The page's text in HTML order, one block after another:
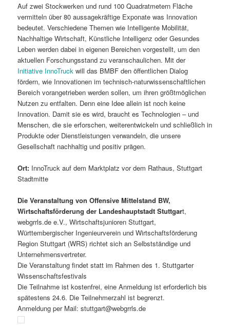
Auf zwei Stockwerken und rund 100 Quadratmetern Fläche
vermitteln über 80 aussagekräftige Exponate was Innovation
bedeutet. Verschiedene Themen wie Intelligente Mobilität,
Nachhaltige Wirtschaft, Künstliche Intelligenz oder Gesundes
Leben werden dabei in eigenen Bereichen vorgestellt, um den
aktuellen Forschungsstand zu veranschaulichen. Mit der
Initiative InnoTruck will das BMBF den öffentlichen Dialog
fördern, wie Innovationen im technisch-naturwissenschaftlichen
Bereich vorangetrieben werden sollen, um ihren größtmöglichen
Nutzen zu entfalten. Denn eine Idee allein ist noch keine
Innovation. Damit sie es wird, braucht es Technologien – und
Menschen, die sie erforschen, weiterentwickeln und schließlich in
Produkte oder Dienstleistungen verwandeln, die unsere
Gesellschaft nachhaltig und positiv prägen.
Ort: InnoTruck auf dem Marktplatz vor dem Rathaus, Stuttgart
Stadtmitte
Die Veranstaltung von Offensive Mittelstand BW,
Wirtschaftsförderung der Landeshauptstadt Stuttgart,
webgrrls.de e.V., Wirtschaftsjunioren Stuttgart,
Württembergischer Ingenieurverein und Wirtschaftsförderung
Region Stuttgart (WRS) richtet sich an Selbstständige und
Unternehmensvertreter.
Die Veranstaltung findet statt im Rahmen des 1. Stuttgarter
Wissenschaftsfestivals
Die Teilnahme ist kostenfrei, eine Anmeldung ist erforderlich bis
spätestens 24.6. Die Teilnehmerzahl ist begrenzt.
Anmeldung per Mail: stuttgart@webgrrls.de